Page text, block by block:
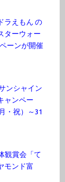
ラえもん の
ターウォー
ーンが開催
ンシャイン
ャンペー
・祝）～31
観賞会「て
モンド富